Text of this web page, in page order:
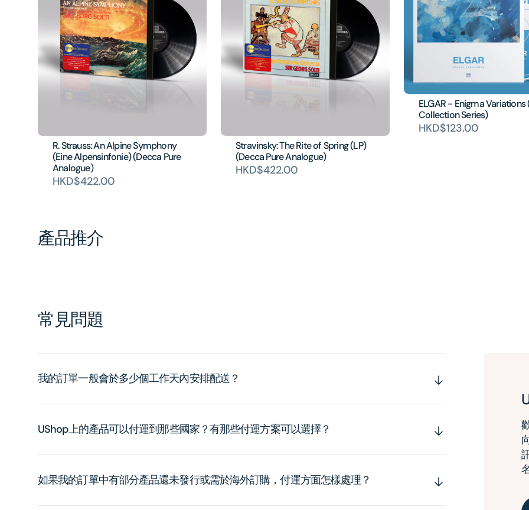
R. Strauss: An Alpine Symphony
(Eine Alpensinfonie) (Decca Pure
Analogue)
HKD$422.00
Stravinsky: The Rite of Spring (LP)
(Decca Pure Analogue)
HKD$422.00
ELGAR - Enigma Variations
Collection Series)
HKD$123.00
產品推介
常見問題
我的訂單一般會於多少個工作天內安排配送？
UShop上的產品可以付運到那些國家？有那些付運方案可以選擇？
如果我的訂單中有部分產品還未發行或需於海外訂購，付運方面怎樣處理？